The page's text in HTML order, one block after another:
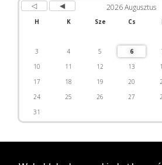
2026 Augusztus
H K Sze Cs
3
4 5 6
10
11 12 13
17
18 19 20
24
25 26 27
31